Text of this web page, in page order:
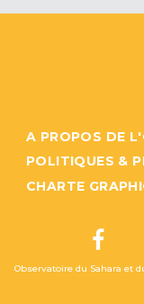
A PROPOS DE
POLITIQUES &
CHARTE
Observatoire du Sahara et